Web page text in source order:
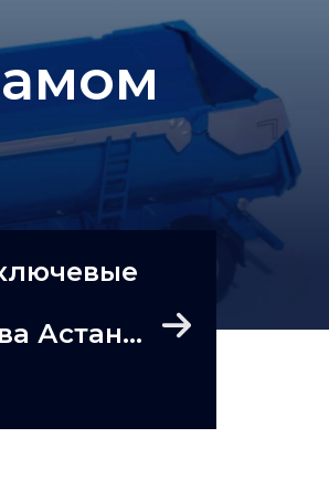
Астаны
Next